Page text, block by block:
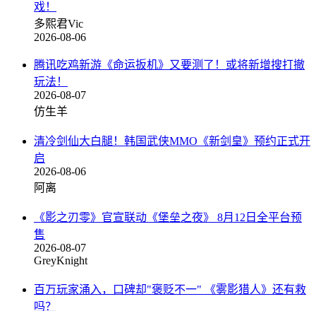
戏！
多熙君Vic
2026-08-06
腾讯吃鸡新游《命运扳机》又要测了！或将新增搜打撤
玩法！
2026-08-07
仿生羊
清冷剑仙大白腿！韩国武侠MMO《新剑皇》预约正式开
启
2026-08-06
阿离
《影之刃零》官宣联动《堡垒之夜》 8月12日全平台预
售
2026-08-07
GreyKnight
百万玩家涌入，口碑却"褒贬不一" 《雾影猎人》还有救
吗？